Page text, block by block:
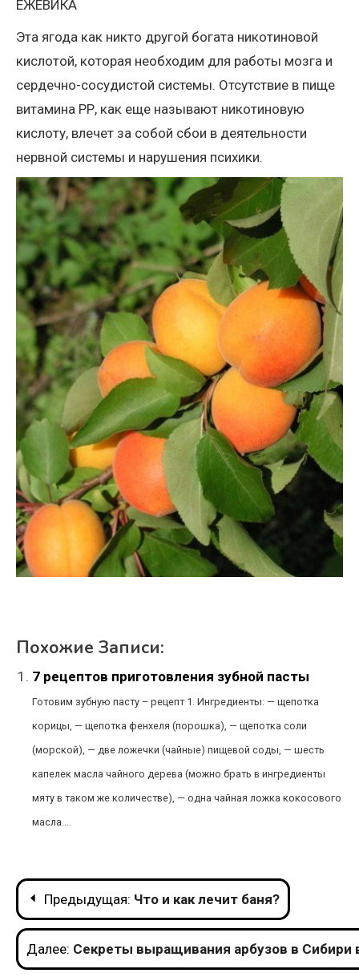
ЕЖЕВИКА
Эта ягода как никто другой богата никотиновой
кислотой, которая необходим для работы мозга и
сердечно-сосудистой системы. Отсутствие в пище
витамина РР, как еще называют никотиновую
кислоту, влечет за собой сбои в деятельности
нервной системы и нарушения психики.
Похожие Записи:
7 рецептов приготовления зубной пасты
Готовим зубную пасту – рецепт 1. Ингредиенты: — щепотка
корицы, — щепотка фенхеля (порошка), — щепотка соли
(морской), — две ложечки (чайные) пищевой соды, — шесть
капелек масла чайного дерева (можно брать в ингредиенты
мяту в таком же количестве), — одна чайная ложка кокосового
масла....
Навигация
по
записям
Предыдущая: Что и как лечит баня?
Далее: Секреты выращивания арбузов в